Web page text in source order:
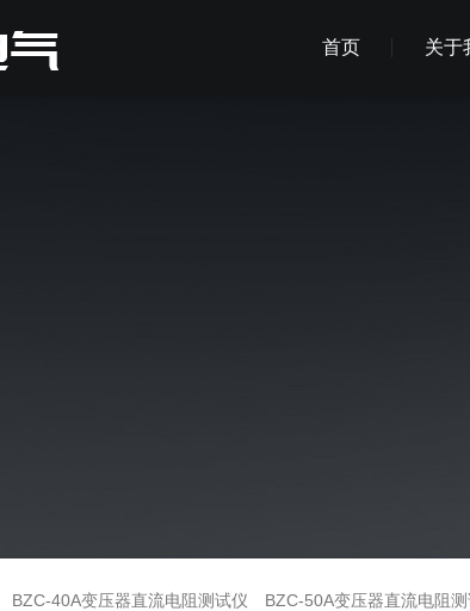
首页 关于
BZC-40A变压器直流电阻测试仪 BZC-50A变压器直流电阻